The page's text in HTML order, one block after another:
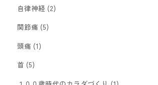
自律神経 (2)
関節痛 (5)
頭痛 (1)
首 (5)